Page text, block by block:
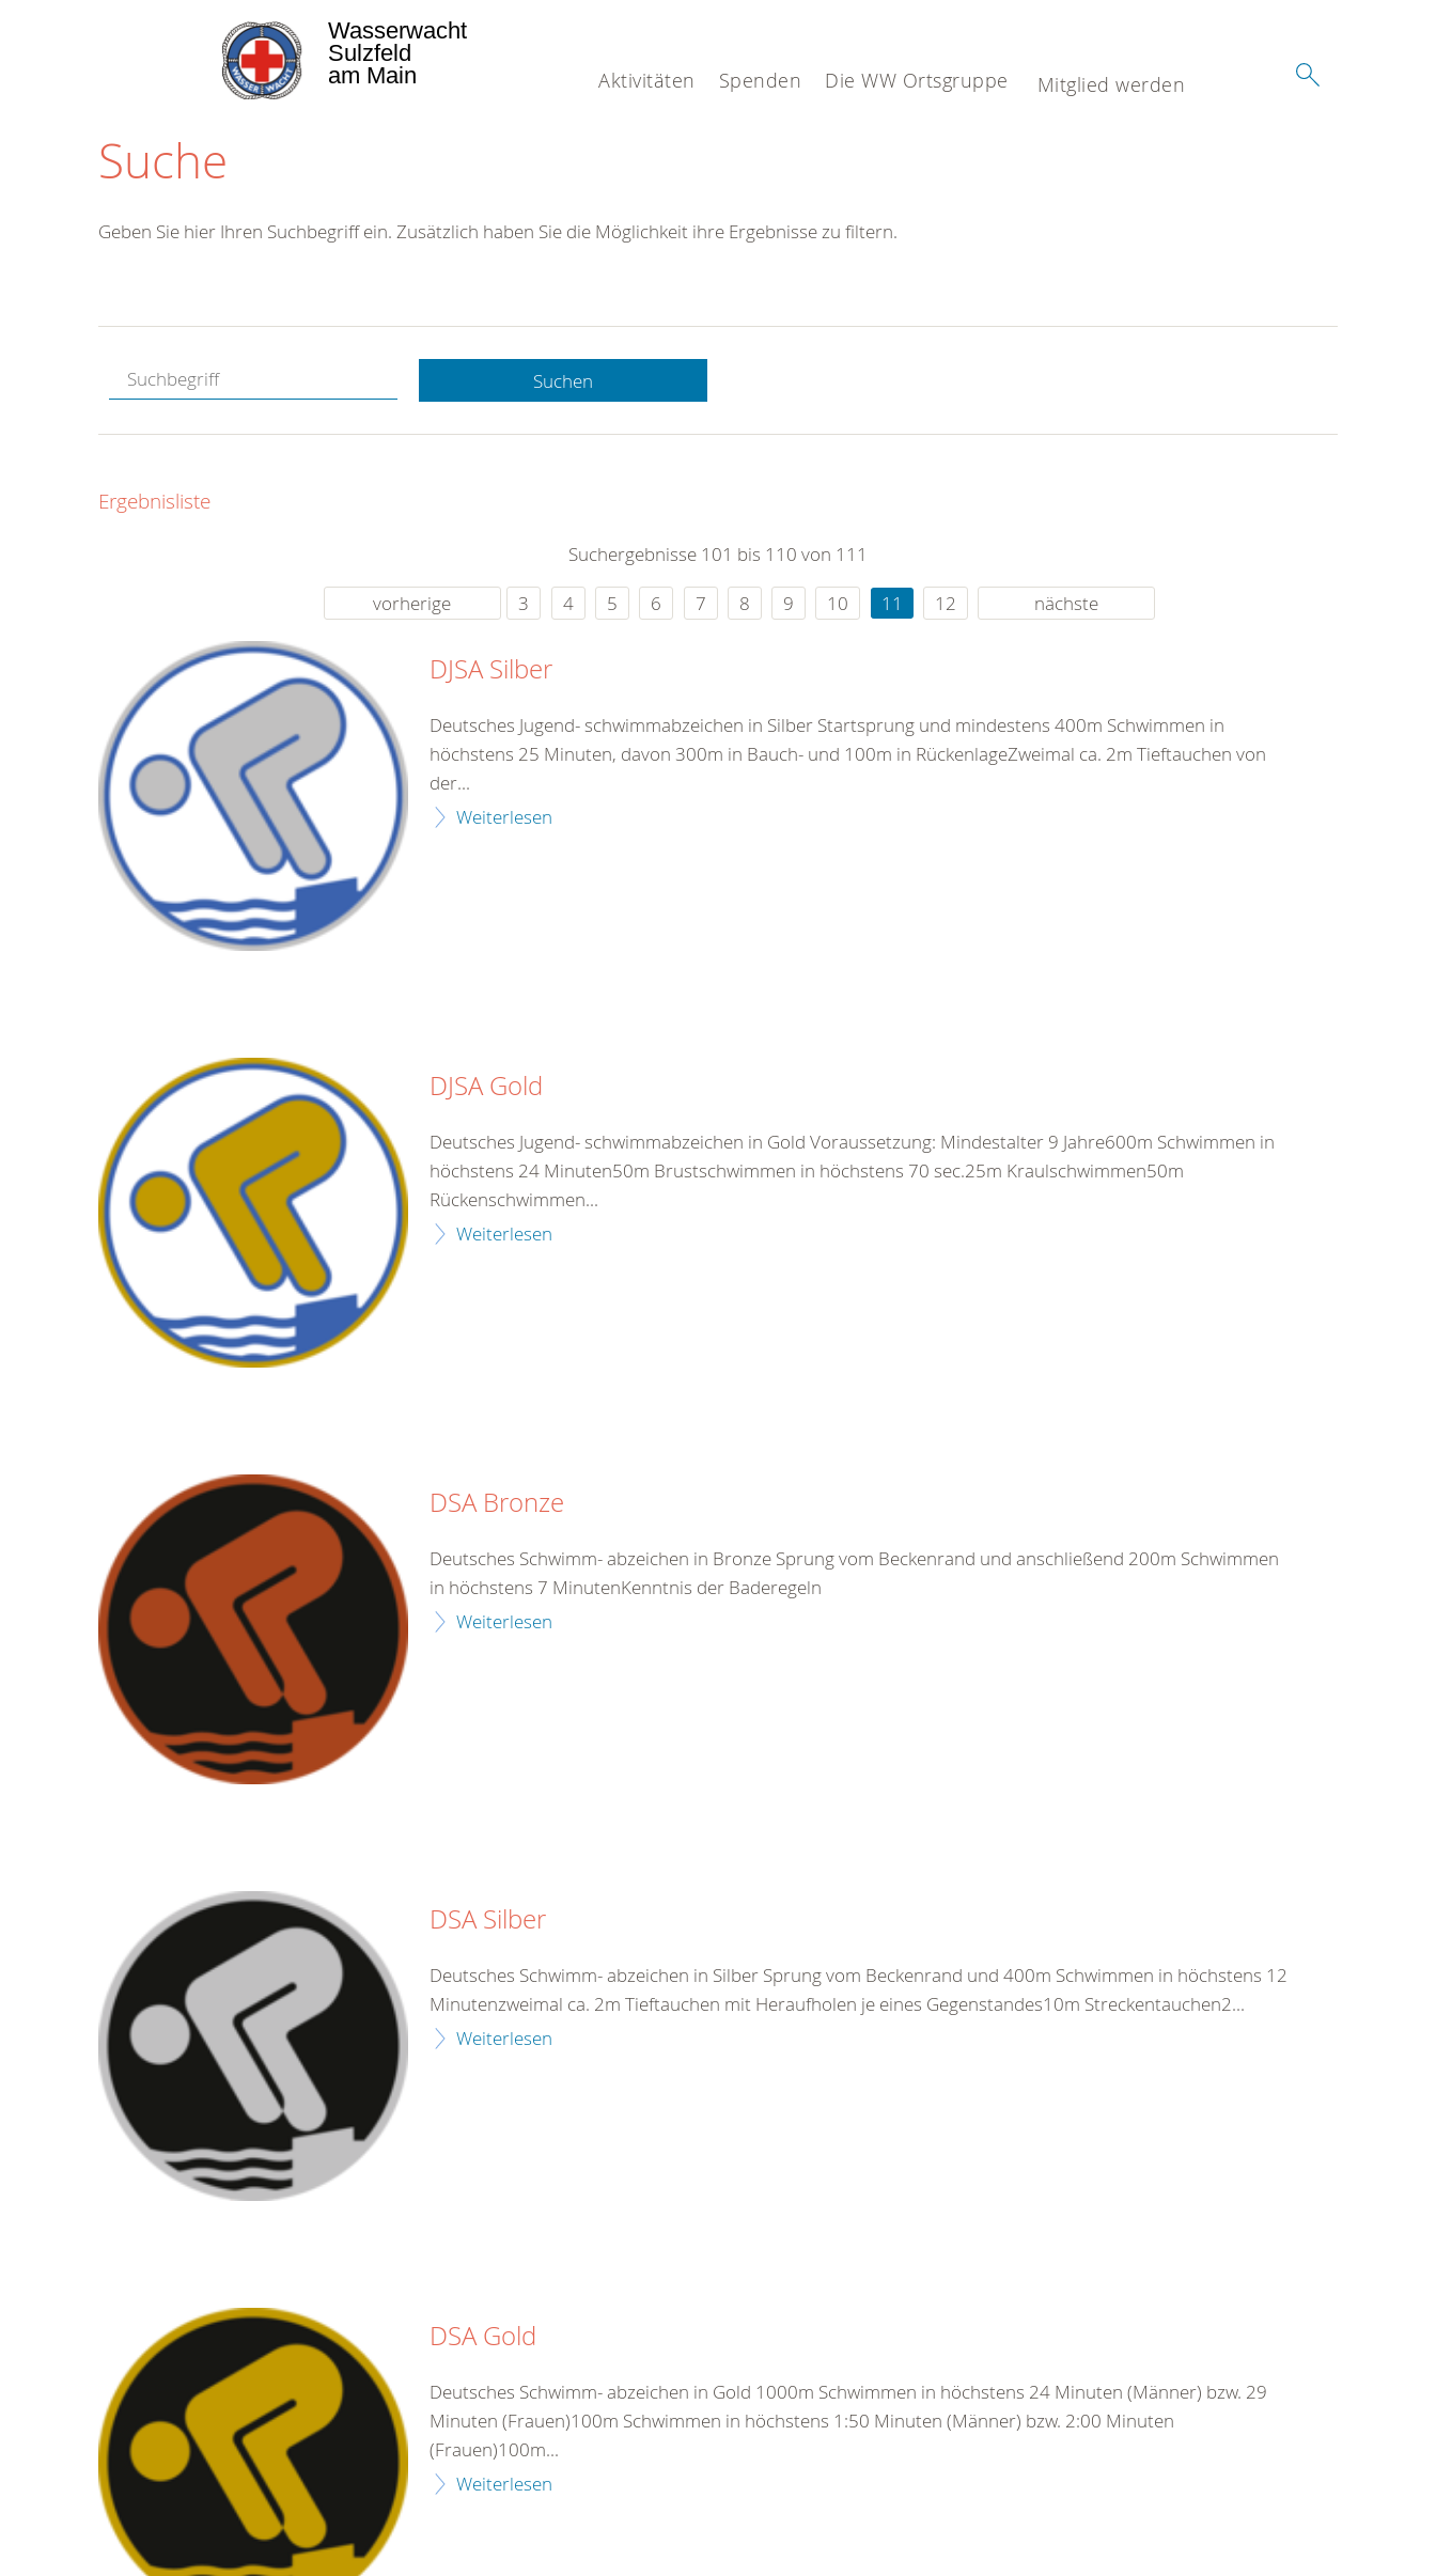
Aktivitäten Spenden Die WW Ortsgruppe Mitglied werden
Wasserwacht
Sulzfeld
am Main
Suche
Hotline.
gerne.
rund um die Uhr
Geben Sie hier Ihren Suchbegriff ein. Zusätzlich haben Sie die Möglichkeit ihre Ergebnisse zu filtern.
Suchen
Ergebnisliste
Suchergebnisse 101 bis 110 von 111
vorherige
3 4 5 6 7 8 9 10 11 12 nächste
DJSA Silber
Deutsches Jugend- schwimmabzeichen in Silber Startsprung und mindestens 400m Schwimmen in
höchstens 25 Minuten, davon 300m in Bauch- und 100m in RückenlageZweimal ca. 2m Tieftauchen von
der...
Weiterlesen
DJSA Gold
Deutsches Jugend- schwimmabzeichen in Gold Voraussetzung: Mindestalter 9 Jahre600m Schwimmen in
höchstens 24 Minuten50m Brustschwimmen in höchstens 70 sec.25m Kraulschwimmen50m
Rückenschwimmen...
Weiterlesen
DSA Bronze
Deutsches Schwimm- abzeichen in Bronze Sprung vom Beckenrand und anschließend 200m Schwimmen
in höchstens 7 MinutenKenntnis der Baderegeln
Weiterlesen
DSA Silber
Deutsches Schwimm- abzeichen in Silber Sprung vom Beckenrand und 400m Schwimmen in höchstens 12
Minutenzweimal ca. 2m Tieftauchen mit Heraufholen je eines Gegenstandes10m Streckentauchen2...
Weiterlesen
DSA Gold
Deutsches Schwimm- abzeichen in Gold 1000m Schwimmen in höchstens 24 Minuten (Männer) bzw. 29
Minuten (Frauen)100m Schwimmen in höchstens 1:50 Minuten (Männer) bzw. 2:00 Minuten
(Frauen)100m...
Weiterlesen